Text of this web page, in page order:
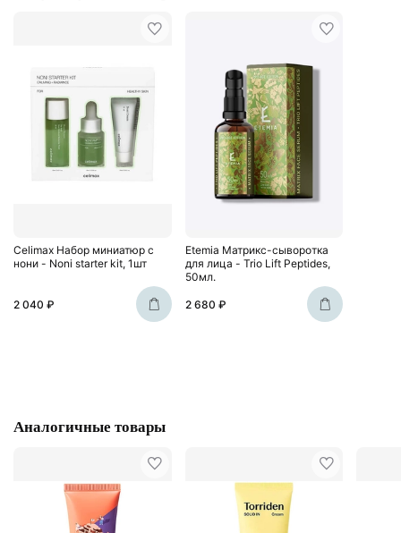
Celimax Набор миниатюр с
нони - Noni starter kit, 1шт
2 040 ₽
Etemia Матрикс-сыворотка
для лица - Trio Lift Peptides,
50мл.
2 680 ₽
Аналогичные товары